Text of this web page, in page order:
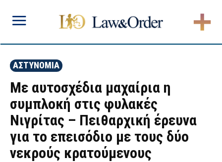
ΑΣΤΥΝΟΜΙΑ
Με αυτοσχέδια μαχαίρια η
συμπλοκή στις φυλακές
Νιγρίτας – Πειθαρχική έρευνα
για το επεισόδιο με τους δύο
νεκρούς κρατούμενους